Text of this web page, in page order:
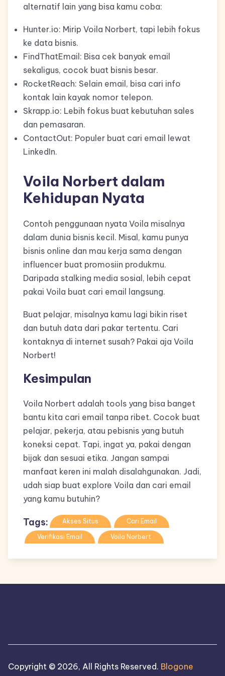
alternatif lain yang bisa kamu coba:
Hunter.io: Mirip Voila Norbert, tapi lebih fokus
ke data bisnis.
FindThatEmail: Bisa cek banyak email
sekaligus, cocok buat bisnis besar.
RocketReach: Selain email, bisa cari info
kontak lain kayak nomor telepon.
Skrapp.io: Lebih fokus buat kebutuhan sales
dan pemasaran.
ContactOut: Populer buat cari email lewat
LinkedIn.
Voila Norbert dalam
Kehidupan Nyata
Contoh penggunaan nyata Voila misalnya
dalam dunia bisnis kecil. Misal, kamu punya
bisnis online dan mau kerja sama dengan
influencer buat promosiin produkmu.
Daripada stalking media sosial, lebih cepat
pakai Voila buat cari email langsung.
Buat pelajar, misalnya kamu lagi bikin riset
dan butuh data dari pakar tertentu. Cari
kontaknya di internet susah? Pakai aja Voila
Norbert!
Kesimpulan
Voila Norbert adalah tools yang bisa banget
bantu kita cari email tanpa ribet. Cocok buat
pelajar, pekerja, atau pebisnis yang butuh
koneksi cepat. Tapi, ingat ya, pakai dengan
bijak dan sesuai etika. Jangan sampai
manfaat keren ini malah disalahgunakan. Jadi,
udah siap buat explore Voila dan cari email
yang kamu butuhin?
Tags: Akses Situs Cari Email
Verifikasi Email Voila Norbert
Copyright © 2026, All Rights Reserved. Blogone